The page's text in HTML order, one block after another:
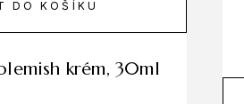
DO KOŠÍKU
krém, 30ml